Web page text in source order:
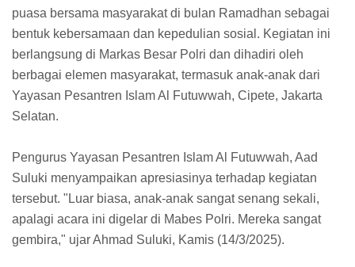
puasa bersama masyarakat di bulan Ramadhan sebagai
bentuk kebersamaan dan kepedulian sosial. Kegiatan ini
berlangsung di Markas Besar Polri dan dihadiri oleh
berbagai elemen masyarakat, termasuk anak-anak dari
Yayasan Pesantren Islam Al Futuwwah, Cipete, Jakarta
Selatan.
Pengurus Yayasan Pesantren Islam Al Futuwwah, Aad
Suluki menyampaikan apresiasinya terhadap kegiatan
tersebut. "Luar biasa, anak-anak sangat senang sekali,
apalagi acara ini digelar di Mabes Polri. Mereka sangat
gembira," ujar Ahmad Suluki, Kamis (14/3/2025).